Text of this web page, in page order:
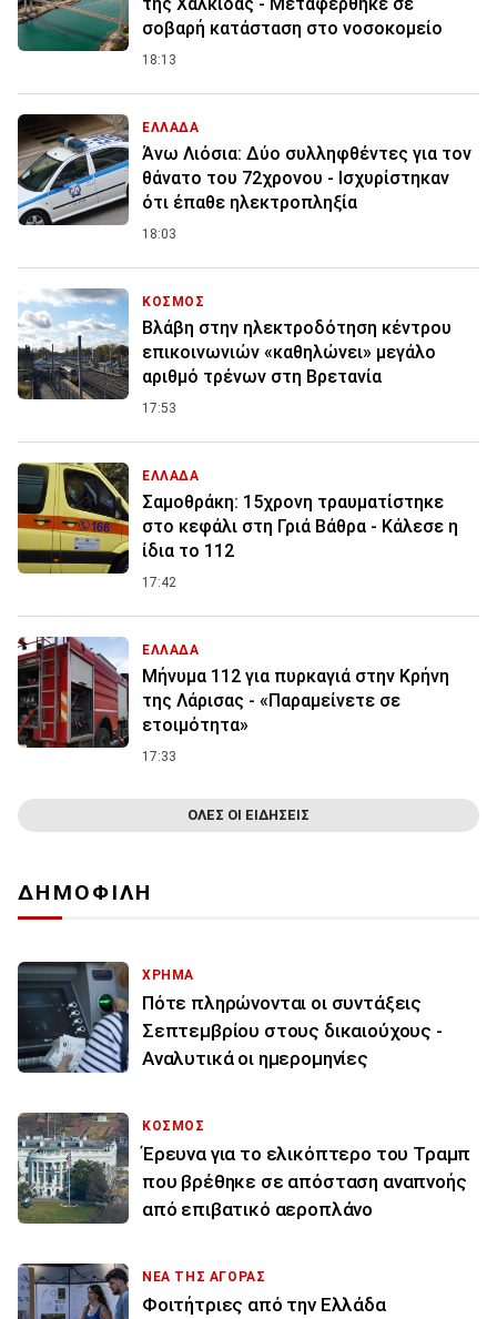
σοβαρή κατάσταση στο νοσοκομείο
18:13
ΕΛΛΑΔΑ
Άνω Λιόσια: Δύο συλληφθέντες για τον
θάνατο του 72χρονου - Ισχυρίστηκαν
ότι έπαθε ηλεκτροπληξία
18:03
ΚΟΣΜΟΣ
Βλάβη στην ηλεκτροδότηση κέντρου
επικοινωνιών «καθηλώνει» μεγάλο
αριθμό τρένων στη Βρετανία
17:53
ΕΛΛΑΔΑ
Σαμοθράκη: 15χρονη τραυματίστηκε
στο κεφάλι στη Γριά Βάθρα - Κάλεσε η
ίδια το 112
17:42
ΕΛΛΑΔΑ
Μήνυμα 112 για πυρκαγιά στην Κρήνη
της Λάρισας - «Παραμείνετε σε
ετοιμότητα»
17:33
ΟΛΕΣ ΟΙ ΕΙΔΗΣΕΙΣ
ΔΗΜΟΦΙΛΗ
ΧΡΗΜΑ
Πότε πληρώνονται οι συντάξεις
Σεπτεμβρίου στους δικαιούχους -
Αναλυτικά οι ημερομηνίες
ΚΟΣΜΟΣ
Έρευνα για το ελικόπτερο του Τραμπ
που βρέθηκε σε απόσταση αναπνοής
από επιβατικό αεροπλάνο
ΝΕΑ ΤΗΣ ΑΓΟΡΑΣ
Φοιτήτριες από την Ελλάδα